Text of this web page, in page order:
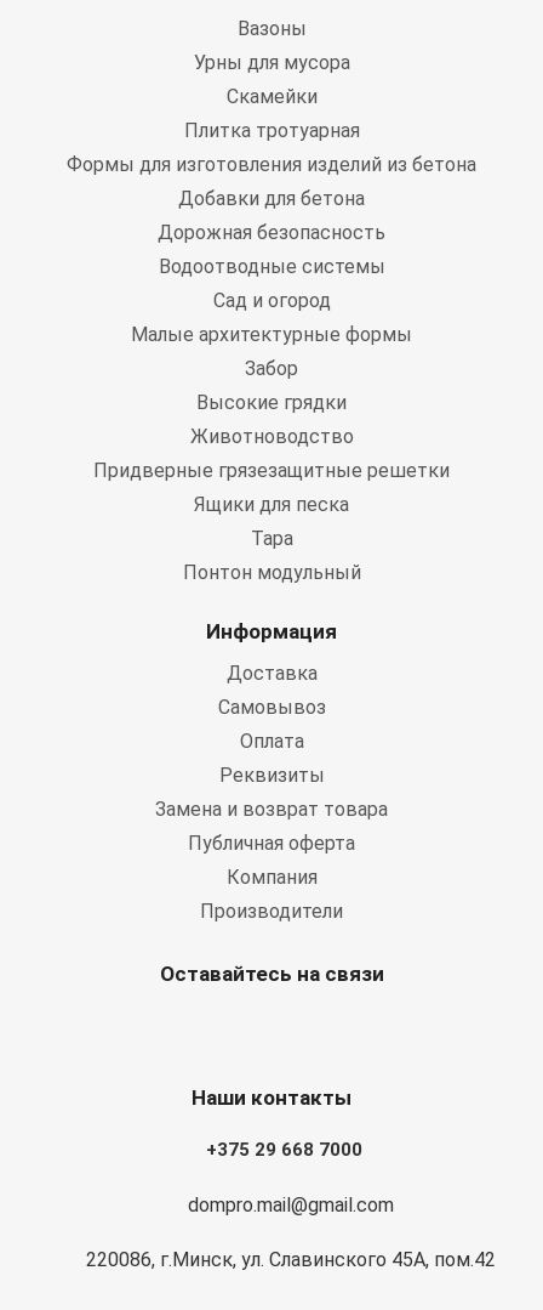
Вазоны
Урны для мусора
Скамейки
Плитка тротуарная
Формы для изготовления изделий из бетона
Добавки для бетона
Дорожная безопасность
Водоотводные системы
Сад и огород
Малые архитектурные формы
Забор
Высокие грядки
Животноводство
Придверные грязезащитные решетки
Ящики для песка
Тара
Понтон модульный
Информация
Доставка
Самовывоз
Оплата
Реквизиты
Замена и возврат товара
Публичная оферта
Компания
Производители
Оставайтесь на связи
Наши контакты
+375 29 668 7000
dompro.mail@gmail.com
220086, г.Минск, ул. Славинского 45А, пом.42